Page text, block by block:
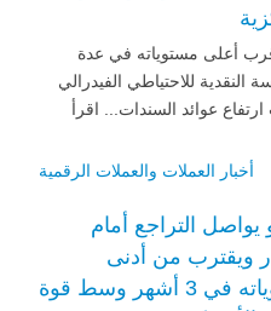
أعلى مستوياته في عدة
النقدية للاحتياطي الفيدرالي
عوائد السندات... اقرأ
أخبار العملات والعملات الرقمية
يواصل التراجع أمام
ويقترب من أدنى
مستوياته في 3 أشهر وسط قوة